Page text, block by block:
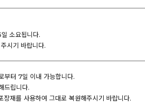
소요됩니다.
시기 바랍니다.
부터 7일 이내 가능합니다.
드립니다.
재를 사용하여 그대로 복원해주시기 바랍니다.